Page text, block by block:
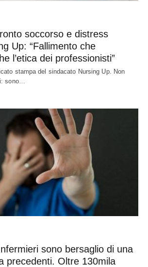
soccorso e distress
Up: “Fallimento che
l’etica dei professionisti”
stampa del sindacato Nursing Up. Non
sono…
sono bersaglio di una
precedenti. Oltre 130mila